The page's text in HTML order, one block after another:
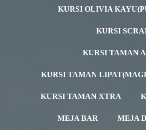
KURSI OLIVIA
KURSI
KURSI TAMAN
KURSI TAMAN
KURSI TAMAN XTRA
MEJA BAR MEJA